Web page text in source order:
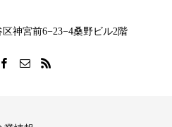
区神宮前6−23−4桑野ビル2階